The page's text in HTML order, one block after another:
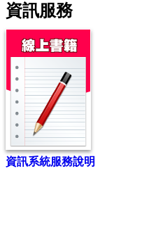
資訊服務
資訊系統服務說明